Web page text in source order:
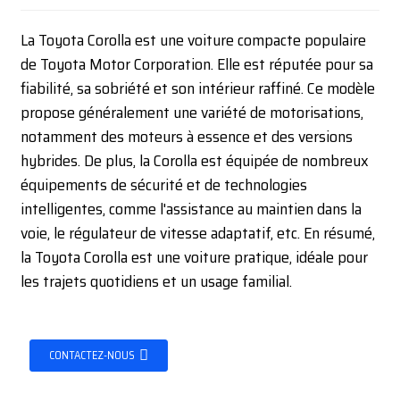
La Toyota Corolla est une voiture compacte populaire
de Toyota Motor Corporation. Elle est réputée pour sa
fiabilité, sa sobriété et son intérieur raffiné. Ce modèle
propose généralement une variété de motorisations,
notamment des moteurs à essence et des versions
hybrides. De plus, la Corolla est équipée de nombreux
équipements de sécurité et de technologies
intelligentes, comme l'assistance au maintien dans la
voie, le régulateur de vitesse adaptatif, etc. En résumé,
la Toyota Corolla est une voiture pratique, idéale pour
les trajets quotidiens et un usage familial.
CONTACTEZ-NOUS